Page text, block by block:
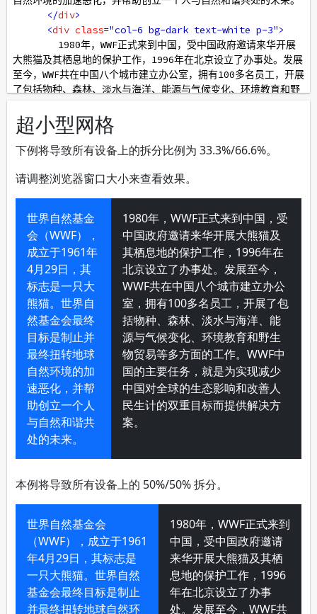
</div>
<div class="col-6 bg-dark text-white p-3">
1980年，WWF正式来到中国，受中国政府邀请来华开展
大熊猫及其栖息地的保护工作，1996年在北京设立了办事处。发展
至今，WWF共在中国八个城市建立办公室，拥有100多名员工，开展
了包括物种、森林、淡水与海洋、能源与气候变化、环境教育和野
中国对全球的生态影响和改善人民生计的双重目标而提供解决方
案。
</div>
</div>
body>
html>